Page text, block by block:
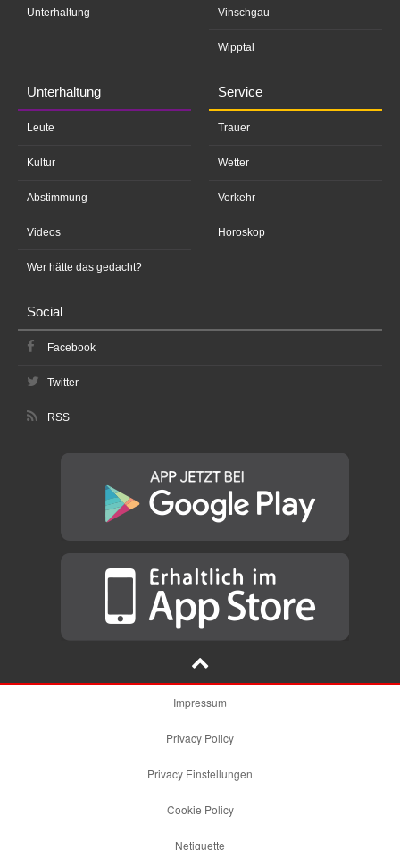
Unterhaltung Vinschgau
Wipptal
Unterhaltung
Leute
Kultur
Abstimmung
Videos
Wer hätte das gedacht?
Service
Trauer
Wetter
Verkehr
Horoskop
Social
Facebook
Twitter
RSS
Impressum
Privacy Policy
Privacy Einstellungen
Cookie Policy
Netiquette